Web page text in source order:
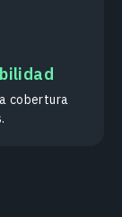
cobertura